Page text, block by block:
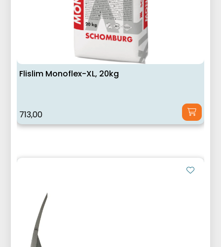
Flislim Monoflex-XL, 20kg
713,00